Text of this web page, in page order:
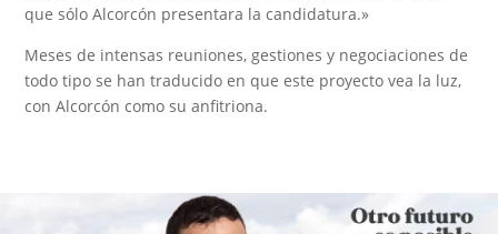
que sólo Alcorcón presentara la candidatura.»
Meses de intensas reuniones, gestiones y negociaciones de
todo tipo se han traducido en que este proyecto vea la luz,
con Alcorcón como su anfitriona.